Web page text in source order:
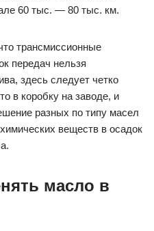
60 тыс. — 80 тыс. км.
трансмиссионные
передач нельзя
здесь следует четко
в коробку на заводе, и
разных по типу масел
веществ в осадок
масло в